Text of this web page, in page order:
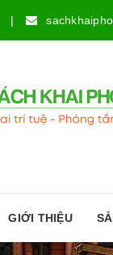
|
GIỚI THIỆU